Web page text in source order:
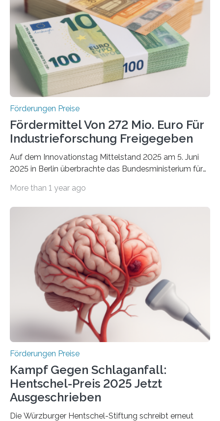
Förderungen Preise
Fördermittel Von 272 Mio. Euro Für
Industrieforschung Freigegeben
Auf dem Innovationstag Mittelstand 2025 am 5. Juni
2025 in Berlin überbrachte das Bundesministerium für
Überplanmäßige Verpflichtungsermächtigungen in
Woche vom Haushaltsausschuss freigegeben – unter
anderem zur Unterstützung der
Industrieforschungsprogramme Industrielle
Gemeinschaftsforschung (IGF), Zentrales
Innovationsprogramm Mittelstand (ZIM) und
Innovationskompetenz INNO-KOM. Auf dem
Innovationstag Mittelstand 2025 am 5. Juni 2025 in
Berlin überbrachte das Bundesministerium für
Wirtschaft und Energie eine gute Nachricht:
Überplanmäßige Verpflichtungsermächtigungen in
More than 1 year ago
Förderungen Preise
Kampf Gegen Schlaganfall:
Hentschel-Preis 2025 Jetzt
Ausgeschrieben
Die Würzburger Hentschel-Stiftung schreibt erneut